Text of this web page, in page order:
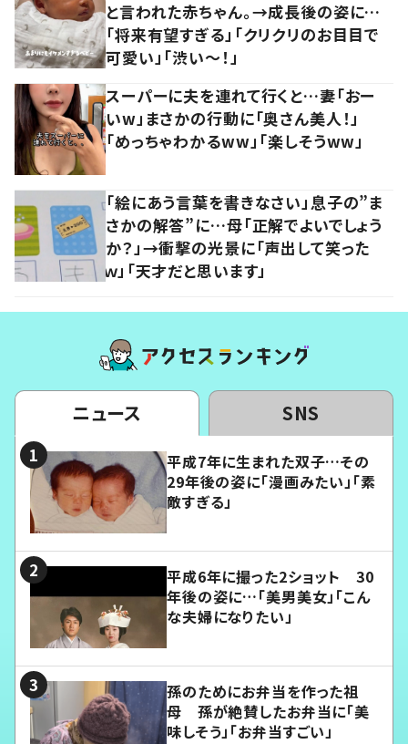
と言われた赤ちゃん。→成長後の姿に…
「将来有望すぎる」「クリクリのお目目で
可愛い」「渋い～！」
スーパーに夫を連れて行くと…妻「おー
いw」まさかの行動に「奥さん美人！」
「めっちゃわかるww」「楽しそうww」
「絵にあう言葉を書きなさい」息子の”ま
さかの解答”に…母「正解でよいでしょう
か？」→衝撃の光景に「声出して笑った
ｗ」「天才だと思います」
ニュース SNS
平成7年に生まれた双子…その
29年後の姿に「漫画みたい」「素
敵すぎる」
平成6年に撮った2ショット 30
年後の姿に…「美男美女」「こん
な夫婦になりたい」
孫のためにお弁当を作った祖
母 孫が絶賛したお弁当に「美
味しそう」「お弁当すごい」